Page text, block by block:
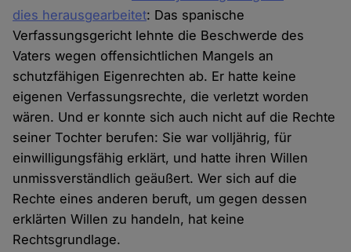
dies herausgearbeitet: Das spanische
Verfassungsgericht lehnte die Beschwerde des
Vaters wegen offensichtlichen Mangels an
schutzfähigen Eigenrechten ab. Er hatte keine
eigenen Verfassungsrechte, die verletzt worden
wären. Und er konnte sich auch nicht auf die Rechte
seiner Tochter berufen: Sie war volljährig, für
einwilligungsfähig erklärt, und hatte ihren Willen
unmissverständlich geäußert. Wer sich auf die
Rechte eines anderen beruft, um gegen dessen
erklärten Willen zu handeln, hat keine
Rechtsgrundlage.